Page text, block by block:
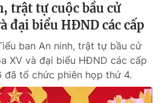
trật tự cuộc bầu cử
đại biểu HĐND các cấp
ban An ninh, trật tự bầu cử
XV và đại biểu HĐND các cấp
đã tổ chức phiên họp thứ 4.